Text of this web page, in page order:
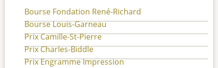
Bourse Fondation René-Richard
Bourse Louis-Garneau
Prix Camille-St-Pierre
Prix Charles-Biddle
Prix Engramme Impression